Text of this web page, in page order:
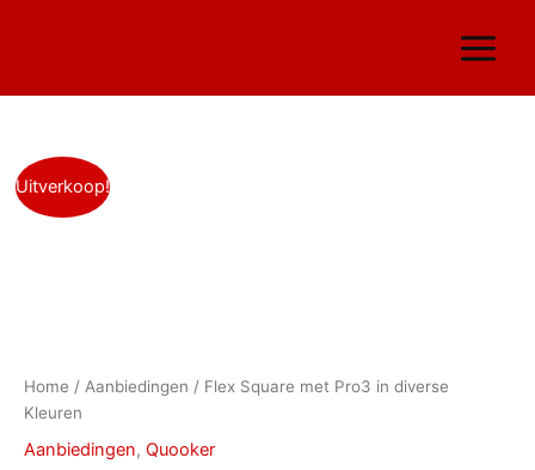
inhoud
Uitverkoop!
Home / Aanbiedingen / Flex Square met Pro3 in diverse
Kleuren
Aanbiedingen, Quooker
Flex
Square
met